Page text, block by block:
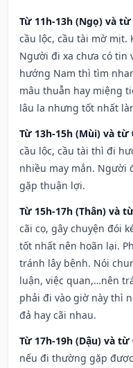
Từ 11h-13h (Ngọ) và từ
cầu lộc, cầu tài mờ mịt.
Người đi xa chưa có tin
hướng Nam thì tìm
mâu thuẫn hay miệng
lâu la nhưng tốt nhất
Từ 13h-15h (Mùi) và từ
cầu lộc, cầu tài thì đi
nhiều may mắn. Người
gặp thuận lợi.
Từ 15h-17h (Thân) và
cãi cọ, gây chuyện đói
tốt nhất nên hoãn lại.
tránh lây bệnh. Nói
luận, việc quan,…nên
phải đi vào giờ này thì
đả hay cãi nhau.
Từ 17h-19h (Dậu) và từ
nếu đi thường gặp